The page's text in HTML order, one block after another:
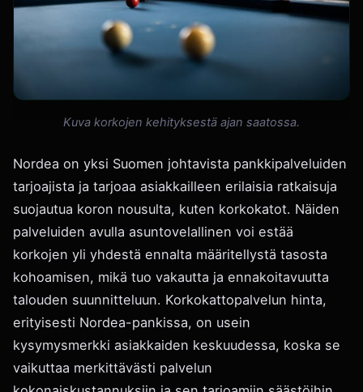
Kuva korkojen kehityksestä ajan saatossa.
Nordea on yksi Suomen johtavista pankkipalveluiden
tarjoajista ja tarjoaa asiakkailleen erilaisia ratkaisuja
suojautua koron nousulta, kuten korkokatot. Näiden
palveluiden avulla asuntovelallinen voi estää
korkojen yli yhdestä ennalta määritellystä tasosta
kohoamisen, mikä tuo vakautta ja ennakoitavuutta
talouden suunnitteluun. Korkokattopalvelun hinta,
erityisesti Nordea-pankissa, on usein
kysymysmerkki asiakkaiden keskuudessa, koska se
vaikuttaa merkittävästi palvelun